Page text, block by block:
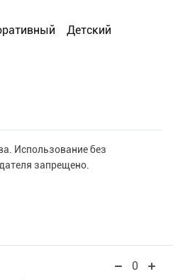
Детский
Использование без
запрещено.
0